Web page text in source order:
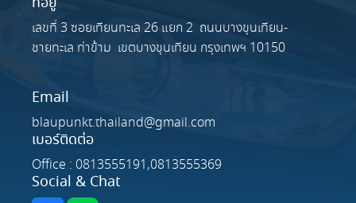
เลขที่ 3 ซอยเทียนทะเล 26 แยก 2 ถนนบางขุนเทียน-
ชายทะเล ท่าข้าม เขตบางขุนเทียน กรุงเทพฯ 10150
Email
blaupunkt.thailand@gmail.com
เบอร์ติดต่อ
Office : 0813555191,0813555369
Social & Chat